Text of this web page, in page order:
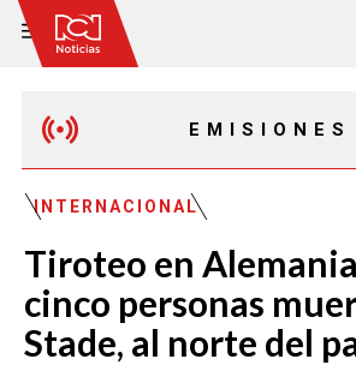
EMISIONES
EMISIÓN 12:30 PM
EMISIÓN 7:00 PM
INTERNACIONAL
Tiroteo en
cinco personas
Stade, al norte del